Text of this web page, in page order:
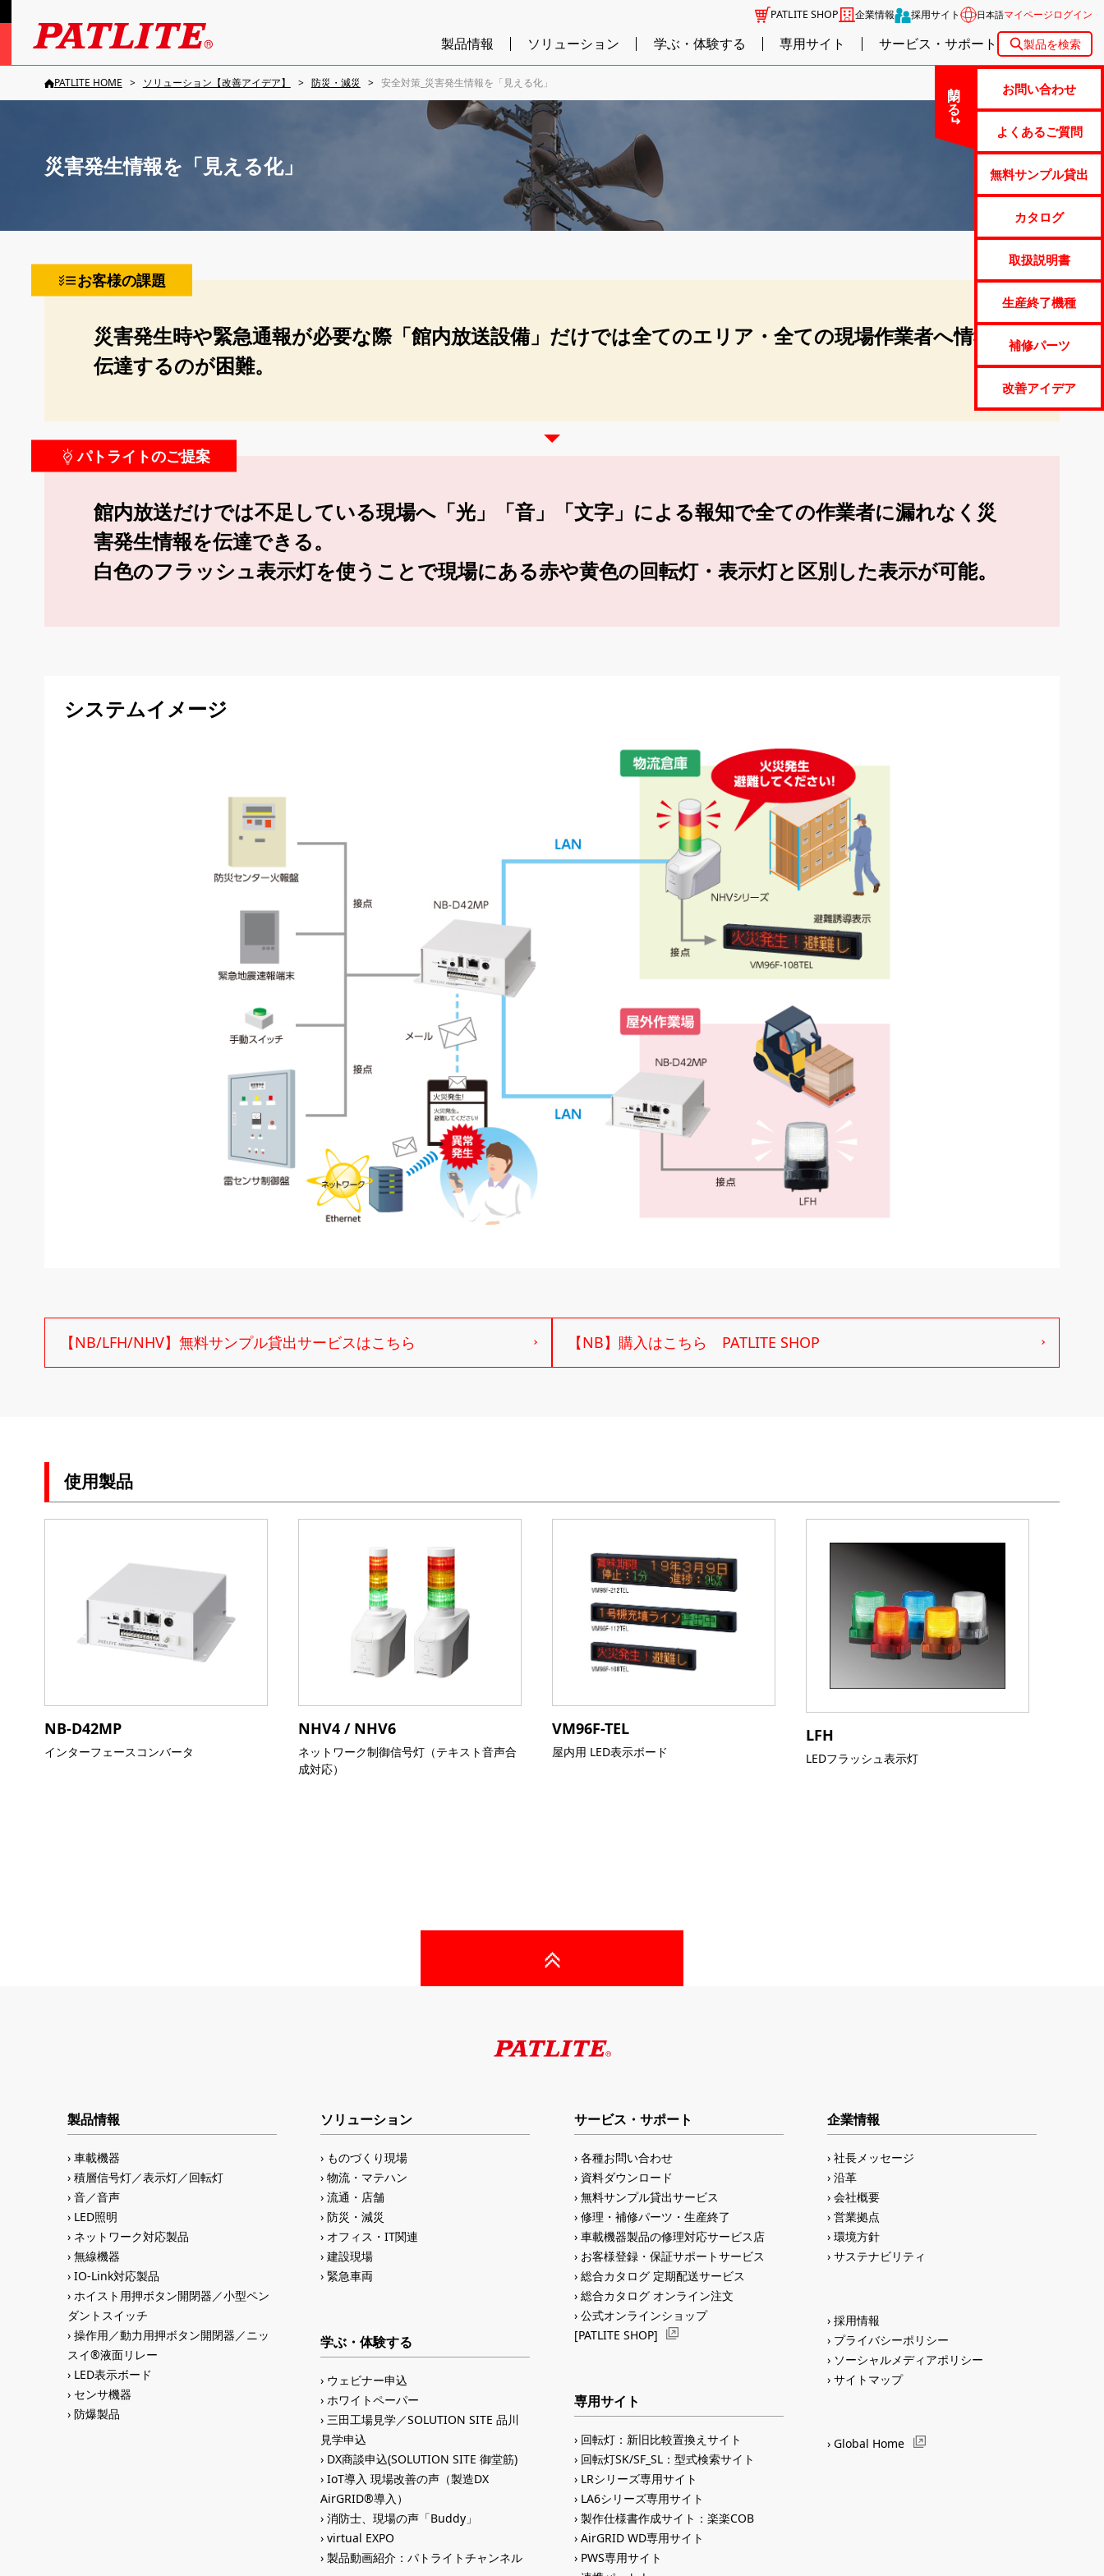
PATLITE SHOP 企業情報 採用サイト 日本語マイページログイン
製品情報 ソリューション 学ぶ・体験する 専用サイト サービス・サポート 製品を検索
閉じる お問い合わせ
よくあるご質問
無料サンプル貸出
カタログ
取扱説明書
生産終了機種
補修パーツ
改善アイデア
PATLITE HOME ソリューション【改善アイデア】 防災・減災 安全対策_災害発生情報を「見える化」
災害発生情報を「見える化」
お客様の課題
災害発生時や緊急通報が必要な際「館内放送設備」だけでは全てのエリア・全ての現場作業者へ情報
伝達するのが困難。
パトライトのご提案
館内放送だけでは不足している現場へ「光」「音」「文字」による報知で全ての作業者に漏れなく災
害発生情報を伝達できる。
白色のフラッシュ表示灯を使うことで現場にある赤や黄色の回転灯・表示灯と区別した表示が可能。
システムイメージ
【NB/LFH/NHV】無料サンプル貸出サービスはこちら 【NB】購入はこちら PATLITE SHOP
使用製品
NB-D42MP
インターフェースコンバータ
NHV4 / NHV6
ネットワーク制御信号灯（テキスト音声合
成対応）
VM96F-TEL
屋内用 LED表示ボード
LFH
LEDフラッシュ表示灯
製品情報
車載機器
積層信号灯／表示灯／回転灯
音／音声
LED照明
ネットワーク対応製品
無線機器
IO-Link対応製品
ホイスト用押ボタン開閉器／小型ペン
ダントスイッチ
操作用／動力用押ボタン開閉器／ニッ
スイ®液面リレー
LED表示ボード
センサ機器
防爆製品
ソリューション
ものづくり現場
物流・マテハン
流通・店舗
防災・減災
オフィス・IT関連
建設現場
緊急車両
学ぶ・体験する
ウェビナー申込
ホワイトペーパー
三田工場見学／SOLUTION SITE 品川
見学申込
DX商談申込(SOLUTION SITE 御堂筋)
IoT導入 現場改善の声（製造DX
AirGRID®導入）
消防士、現場の声「Buddy」
virtual EXPO
製品動画紹介：パトライトチャンネル
サービス・サポート
各種お問い合わせ
資料ダウンロード
無料サンプル貸出サービス
修理・補修パーツ・生産終了
車載機器製品の修理対応サービス店
お客様登録・保証サポートサービス
総合カタログ 定期配送サービス
総合カタログ オンライン注文
公式オンラインショップ
[PATLITE SHOP]
専用サイト
回転灯：新旧比較置換えサイト
回転灯SK/SF_SL：型式検索サイト
LRシリーズ専用サイト
LA6シリーズ専用サイト
製作仕様書作成サイト：楽楽COB
AirGRID WD専用サイト
PWS専用サイト
企業情報
社長メッセージ
沿革
会社概要
営業拠点
環境方針
サステナビリティ
採用情報
プライバシーポリシー
ソーシャルメディアポリシー
サイトマップ
Global Home